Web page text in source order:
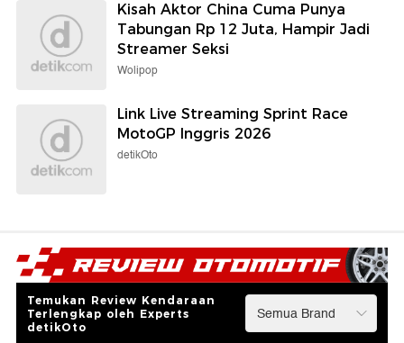
Kisah Aktor China Cuma Punya
Tabungan Rp 12 Juta, Hampir Jadi
Streamer Seksi
Wolipop
Link Live Streaming Sprint Race
MotoGP Inggris 2026
detikOto
Temukan Review Kendaraan
Terlengkap oleh Experts
detikOto